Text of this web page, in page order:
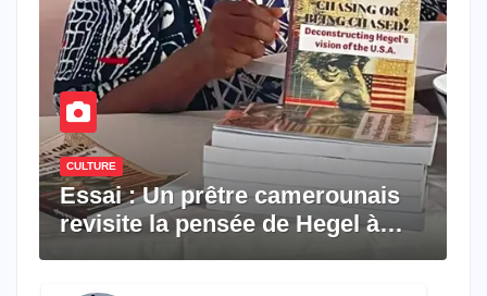
CULTURE
Essai : Un prêtre camerounais
revisite la pensée de Hegel à